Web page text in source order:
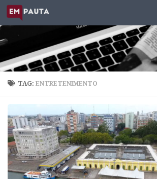
Skip to content
TAG:ENTRETENIMENTO